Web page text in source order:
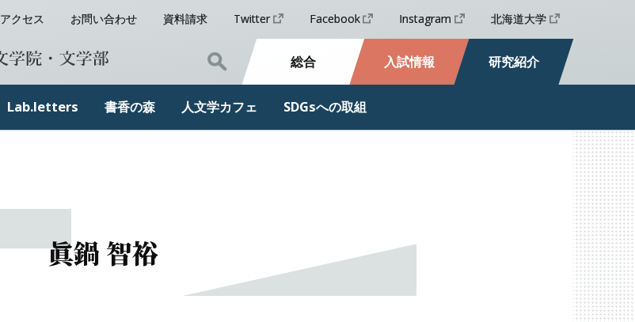
アクセス お問い合わせ 資料請求 Twitter Facebook Instagram 北海道大学
総合 入試情報 研究紹介
Lab.letters 書香の森 人文学カフェ SDGsへの取組
眞鍋智裕